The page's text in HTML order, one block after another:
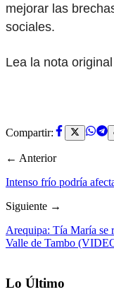
mejorar las
sociales.
Lea la nota original
Compartir:
← Anterior
Intenso frío podría
Siguiente →
Arequipa: Tía María se
Valle de Tambo
Lo Último